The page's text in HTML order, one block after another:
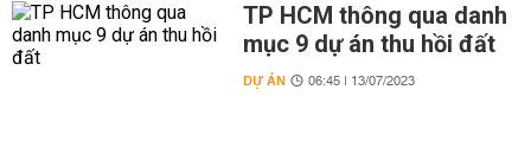
TP HCM thông qua danh
mục 9 dự án thu hồi đất
DỰ ÁN 06:45 | 13/07/2023